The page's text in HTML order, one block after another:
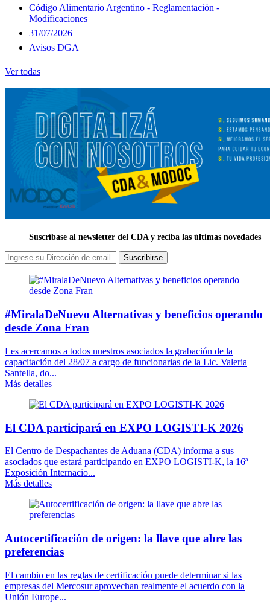
Código Alimentario Argentino - Reglamentación -
Modificaciones
31/07/2026
Avisos DGA
Ver todas
Suscríbase al newsletter del CDA y reciba las últimas novedades
Suscribirse
#MiralaDeNuevo Alternativas y beneficios operando
desde Zona Fran
Les acercamos a todos nuestros asociados la grabación de la
capacitación del 28/07 a cargo de funcionarias de la Lic. Valeria
Santella, do...
Más detalles
El CDA participará en EXPO LOGISTI-K 2026
El Centro de Despachantes de Aduana (CDA) informa a sus
asociados que estará participando en EXPO LOGISTI-K, la 16ª
Exposición Internacio...
Más detalles
Autocertificación de origen: la llave que abre las
preferencias
El cambio en las reglas de certificación puede determinar si las
empresas del Mercosur aprovechan realmente el acuerdo con la
Unión Europe...